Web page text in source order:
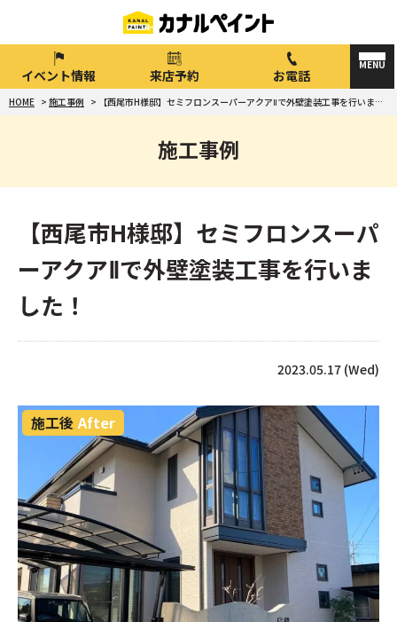
イベント情報 来店予約 お電話
HOME > 施工事例 > 【西尾市H様邸】セミフロンスーパーアクアⅡで外壁塗装工事を行いました！
施工事例
【西尾市H様邸】セミフロンスーパ
ーアクアⅡで外壁塗装工事を行いま
した！
2023.05.17 (Wed)
施工後 After